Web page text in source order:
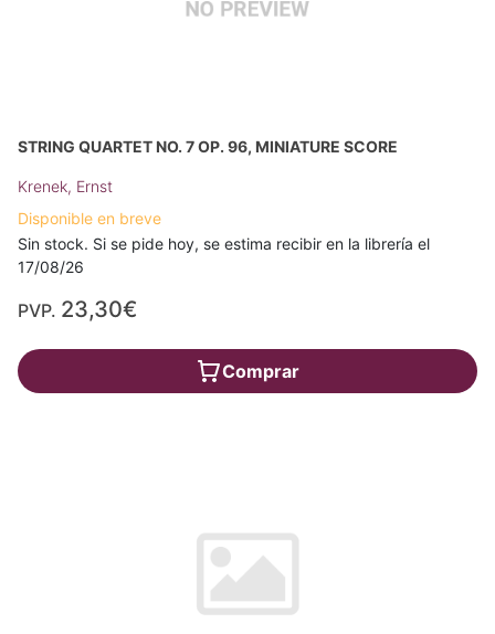
STRING QUARTET NO. 7 OP. 96, MINIATURE SCORE
Krenek, Ernst
Disponible en breve
Sin stock. Si se pide hoy, se estima recibir en la librería el
17/08/26
PVP. 23,30€
Comprar